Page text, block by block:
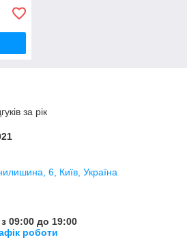
за рік
6, Київ, Україна
09:00 до 19:00
роботи